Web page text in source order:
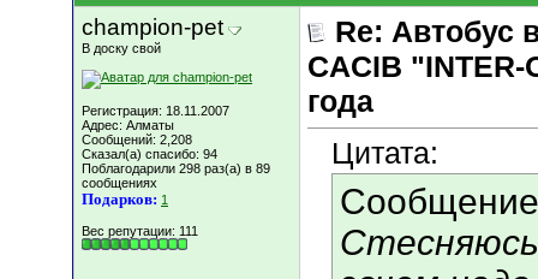
champion-pet
В доску свой
Регистрация: 18.11.2007
Адрес: Алматы
Сообщений: 2,208
Сказал(а) спасибо: 94
Поблагодарили 298 раз(а) в 89
сообщениях
Подарков: 1
Вес репутации: 111
Re: Автобус
CACIB "INTER-
года
Цитата: